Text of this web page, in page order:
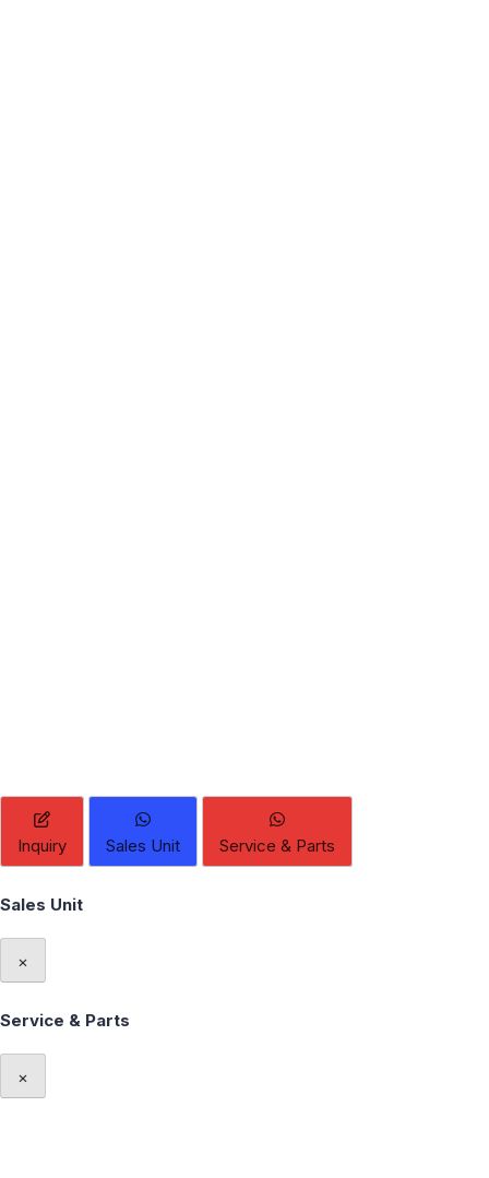
Inquiry Sales Unit Service & Parts
Sales Unit
×
Service & Parts
×